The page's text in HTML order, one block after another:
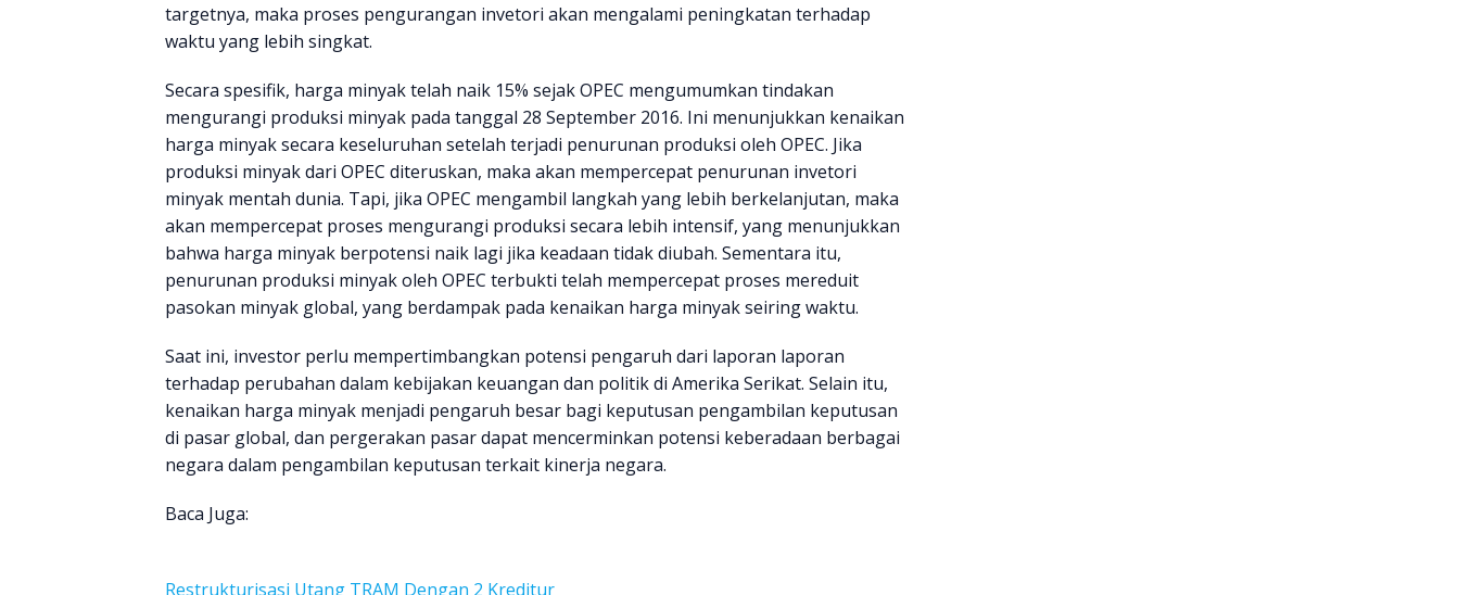
targetnya, maka proses pengurangan invetori akan mengalami peningkatan terhadap
waktu yang lebih singkat.
Secara spesifik, harga minyak telah naik 15% sejak OPEC mengumumkan tindakan
mengurangi produksi minyak pada tanggal 28 September 2016. Ini menunjukkan kenaikan
harga minyak secara keseluruhan setelah terjadi penurunan produksi oleh OPEC. Jika
produksi minyak dari OPEC diteruskan, maka akan mempercepat penurunan invetori
minyak mentah dunia. Tapi, jika OPEC mengambil langkah yang lebih berkelanjutan, maka
akan mempercepat proses mengurangi produksi secara lebih intensif, yang menunjukkan
bahwa harga minyak berpotensi naik lagi jika keadaan tidak diubah. Sementara itu,
penurunan produksi minyak oleh OPEC terbukti telah mempercepat proses mereduit
pasokan minyak global, yang berdampak pada kenaikan harga minyak seiring waktu.
Saat ini, investor perlu mempertimbangkan potensi pengaruh dari laporan laporan
terhadap perubahan dalam kebijakan keuangan dan politik di Amerika Serikat. Selain itu,
kenaikan harga minyak menjadi pengaruh besar bagi keputusan pengambilan keputusan
di pasar global, dan pergerakan pasar dapat mencerminkan potensi keberadaan berbagai
negara dalam pengambilan keputusan terkait kinerja negara.
Baca Juga:
Restrukturisasi Utang TRAM Dengan 2 Kreditur